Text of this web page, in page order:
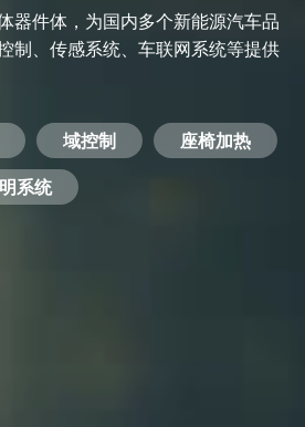
器件体，为国内多个新能源汽车品
制、传感系统、车联网系统等提供
域控制
座椅加热
系统
储能逆变器
频器
电机驱动
充电器
服务器电源
基站 机顶盒
医疗
智能交通